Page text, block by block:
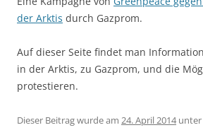
der Arktis durch Gazprom.
Auf dieser Seite findet man
in der Arktis, zu Gazprom, und die
protestieren.
Dieser Beitrag wurde am 24. April 2014unter